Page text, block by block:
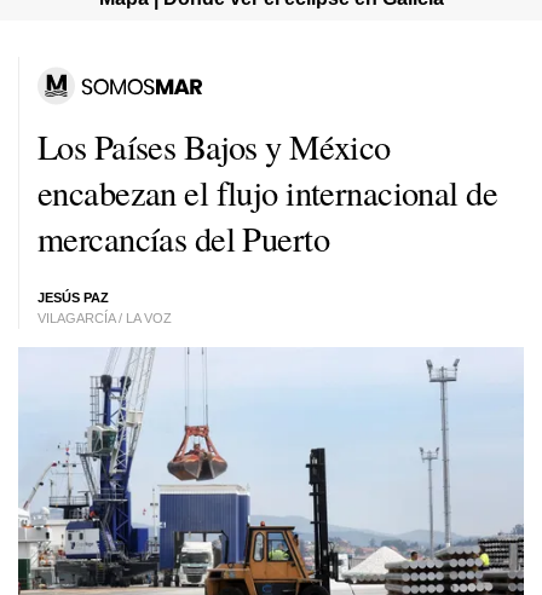
Los Países Bajos y México
encabezan el flujo internacional de
mercancías del Puerto
JESÚS PAZ
VILAGARCÍA / LA VOZ